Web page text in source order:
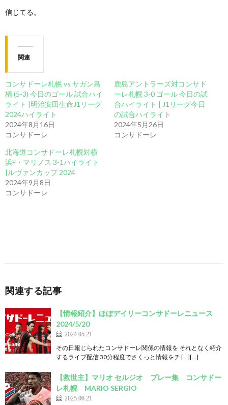
信じてる。
関連
コンサドーレ札幌 vs サガン鳥
栖 (5-3) 今日のゴール 試合ハイ
ライト |明治安田生命J1リーグ
2024ハイライト
2024年8月16日
コンサドーレ
鹿島アントラーズ対コンサド
ーレ札幌 3-0 ゴール 今日の試
合ハイライト | J1リーグ今日
の試合ハイライト
2024年5月26日
コンサドーレ
北海道コンサドーレ札幌対横
浜F・マリノス 3-1ハイライト
|ルヴァンカップ 2024
2024年9月8日
コンサドーレ
関連する記事
【情報紹介】ほぼデイリーコンサドーレニュース
2024/5/20
2024.05.21
その日報じられたコンサドーレ関係の情報を それとなく紹介
するライブ配信 30分程度でさくっと情報をチ […][…]
【救世主】マリオ セルジオ プレー集 コンサドー
レ札幌 MARIO SERGIO
2025.06.21